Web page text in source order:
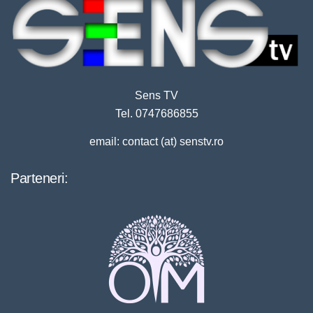
Sens TV
Tel. 0747686855
email: contact (at) senstv.ro
Parteneri: